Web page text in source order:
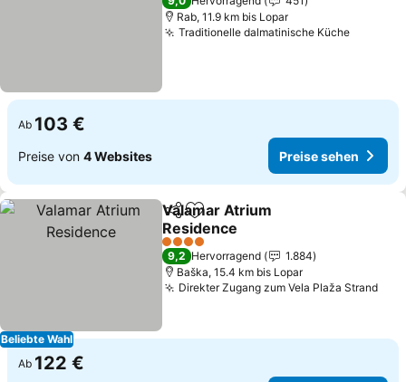
Rab, 11.9 km bis Lopar
Traditionelle dalmatinische KüchePreise
Ab 103 €
Preise von 4 Websites Preise sehen
Beliebte Wahl
TeilenZu Favoriten hinzufügen
Valamar Atrium
Residence
Preise sehen
4 Sterne
9,2 Hervorragend
1.884
Baška, 15.4 km bis Lopar
Direkter Zugang zum Vela Plaža Strand
Ab 122 €